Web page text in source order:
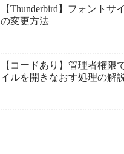
【Thunderbird】フォントサ
の変更方法
【コードあり】管理者権限
イルを開きなおす処理の解